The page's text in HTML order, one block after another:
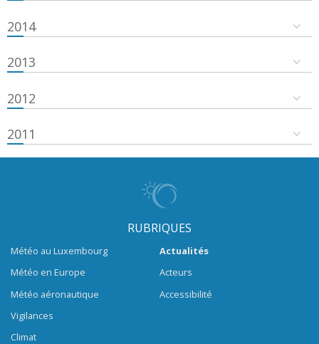
2014
2013
2012
2011
RUBRIQUES
Météo au Luxembourg
Météo en Europe
Météo aéronautique
Vigilances
Climat
Actualités
Acteurs
Accessibilité